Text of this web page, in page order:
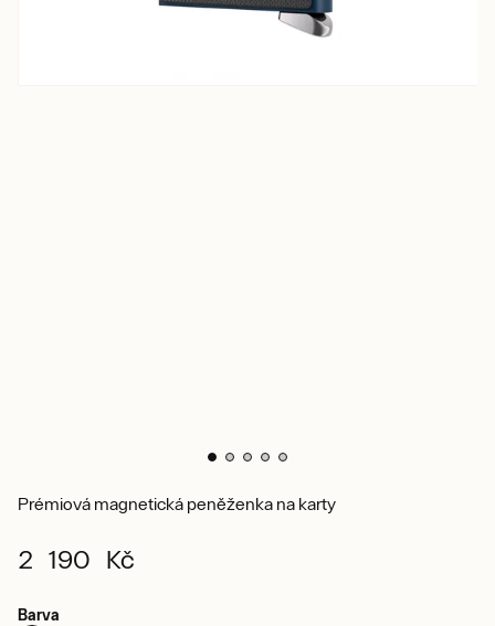
Prémiová magnetická peněženka na karty
2 190 Kč
Barva